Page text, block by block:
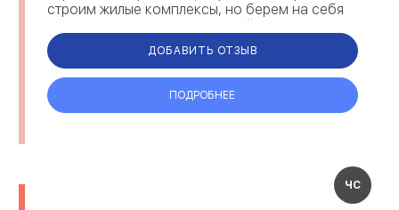
строим жилые комплексы, но берем на себя
ответственность за их дальнейшее
обслуживание. Созданная нами у...
ДОБАВИТЬ ОТЗЫВ
ПОДРОБНЕЕ
ЧС